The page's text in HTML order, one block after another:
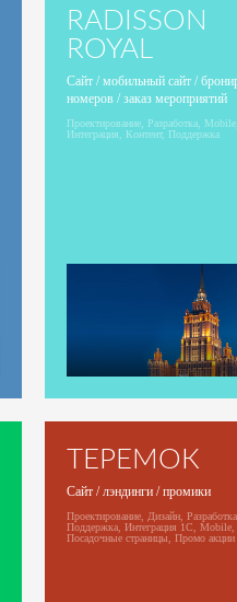
RADISSON
ROYAL
Сайт / мобильный сайт /
номеров / заказ мероприятий
Проектирование, Разработка, Mobile,
Интеграция, Контент, Поддержка
ТЕРЕМОК
Сайт / лэндинги / промики
Проектирование, Дизайн,
Поддержка, Интеграция 1С, Mobile,
Посадочные страницы, Промо акции